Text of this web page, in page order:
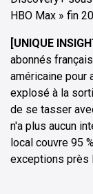
HBO Max » fin
[UNIQUE
abonnés
américaine pour
explosé à la
de se tasser
n'a plus aucun
local couvre 95
exceptions près